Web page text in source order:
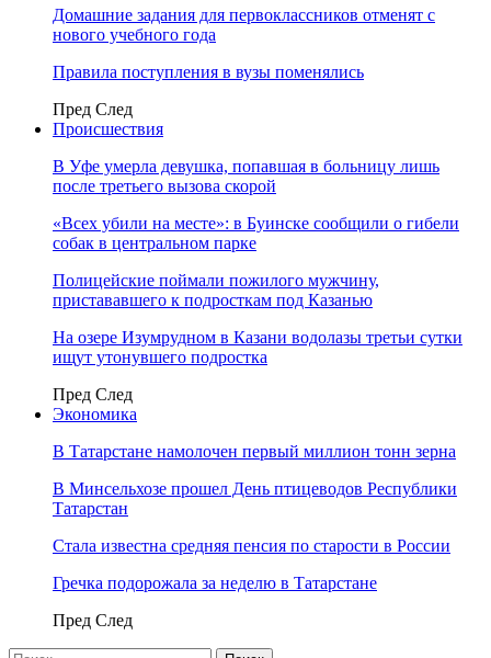
Домашние задания для первоклассников отменят с
нового учебного года
Правила поступления в вузы поменялись
Пред След
Происшествия
В Уфе умерла девушка, попавшая в больницу лишь
после третьего вызова скорой
«Всех убили на месте»: в Буинске сообщили о гибели
собак в центральном парке
Полицейские поймали пожилого мужчину,
пристававшего к подросткам под Казанью
На озере Изумрудном в Казани водолазы третьи сутки
ищут утонувшего подростка
Пред След
Экономика
В Татарстане намолочен первый миллион тонн зерна
В Минсельхозе прошел День птицеводов Республики
Татарстан
Стала известна средняя пенсия по старости в России
Гречка подорожала за неделю в Татарстане
Пред След